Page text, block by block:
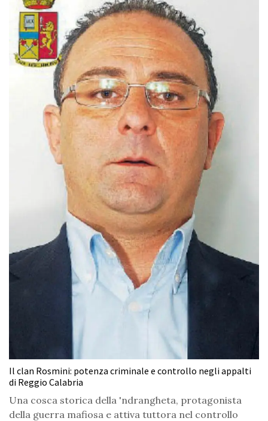
Il clan Rosmini: potenza criminale e controllo negli appalti
di Reggio Calabria
Una cosca storica della 'ndrangheta, protagonista
della guerra mafiosa e attiva tuttora nel controllo